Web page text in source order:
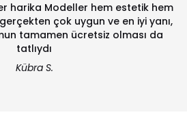
harika Modeller hem estetik hem
çok uygun ve en iyi yanı,
tamamen ücretsiz olması da
tatlıydı
Kübra S.